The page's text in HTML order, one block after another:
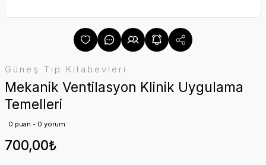
Güneş Tıp Kitabevleri
Mekanik Ventilasyon Klinik Uygulama
Temelleri
0 puan - 0 yorum
700,00₺